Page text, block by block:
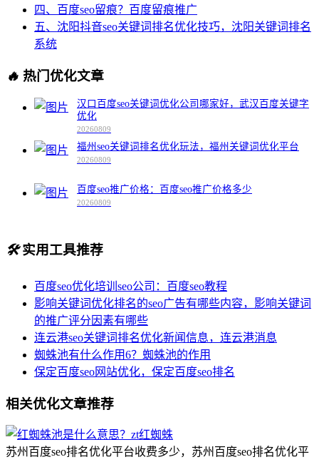
四、百度seo留痕？百度留痕推广
五、沈阳抖音seo关键词排名优化技巧，沈阳关键词排名
系统
🔥 热门优化文章
汉口百度seo关键词优化公司哪家好，武汉百度关键字
优化
20260809
福州seo关键词排名优化玩法，福州关键词优化平台
20260809
百度seo推广价格：百度seo推广价格多少
20260809
🛠️实用工具推荐
百度seo优化培训seo公司：百度seo教程
影响关键词优化排名的seo广告有哪些内容，影响关键词
的推广评分因素有哪些
连云港seo关键词排名优化新闻信息，连云港消息
蜘蛛池有什么作用6？蜘蛛池的作用
保定百度seo网站优化，保定百度seo排名
相关优化文章推荐
苏州百度seo排名优化平台收费多少，苏州百度seo排名优化平